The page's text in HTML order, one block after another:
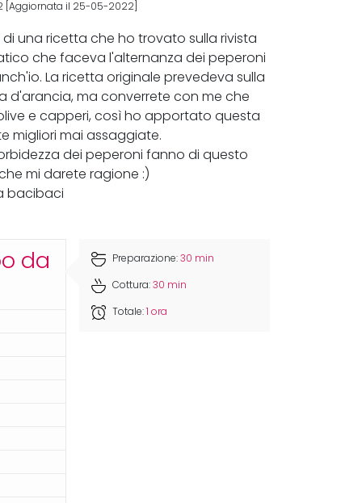
[Aggiornata il 25-05-2022]
una ricetta che ho trovato sulla rivista
che faceva l'alternanza dei peperoni
La ricetta originale prevedeva sulla
d'arancia, ma converrete con me che
e capperi, così ho apportato questa
migliori mai assaggiate.
dei peperoni fanno di questo
mi darete ragione :)
bacibaci
da Preparazione:30 min
Cottura:30 min
Totale:1 ora